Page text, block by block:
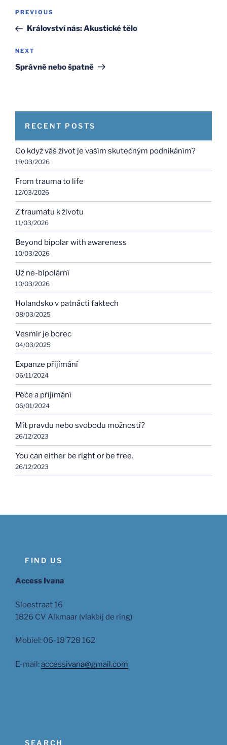
Post
Previous
Post
PREVIOUS
Království nás: Akustické tělo
Next
Post
NEXT
Správně nebo špatně
RECENT POSTS
Co když váš život je vaším skutečným podnikáním?
19/03/2026
From trauma to life
12/03/2026
Z traumatu k životu
11/03/2026
Beyond bipolar with awareness
10/03/2026
Už ne-bipolární
10/03/2026
Holandsko v patnácti faktech
08/03/2025
Vesmír je borec
04/03/2025
Expanze přijímání
06/11/2024
Péče a přijímání
06/01/2024
Mít pravdu nebo svobodu možností?
26/12/2023
You can either be right or be free.
26/12/2023
FIND US
Access Ivana
Sloestraat 16
1826 CV Alkmaar (vlakbij de ring)
Mobiel: 06-18 728 162
E-mail:accessivana@gmail.com
SEARCH